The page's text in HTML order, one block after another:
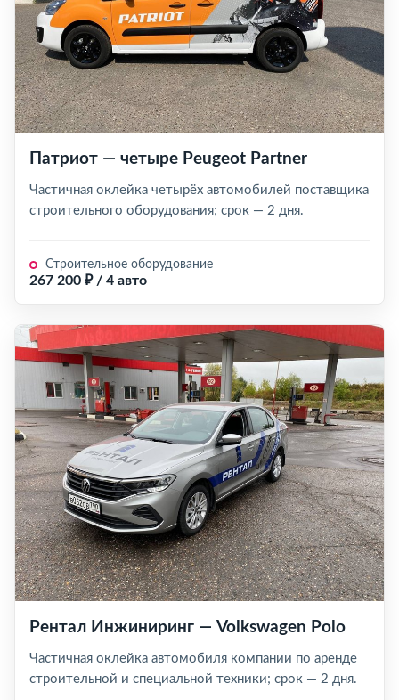
Патриот — четыре Peugeot Partner
Частичная оклейка четырёх автомобилей поставщика
строительного оборудования; срок — 2 дня.
Строительное оборудование
267 200 ₽ / 4 авто
Рентал Инжиниринг — Volkswagen Polo
Частичная оклейка автомобиля компании по аренде
строительной и специальной техники; срок — 2 дня.